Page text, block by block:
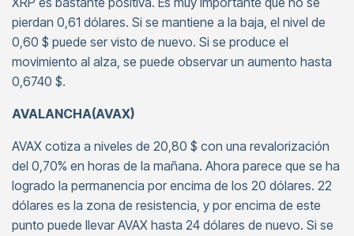
pierdan 0,61 dólares. Si se mantiene a la baja, el nivel de
0,60 $ puede ser visto de nuevo. Si se produce el
movimiento al alza, se puede observar un aumento hasta
0,6740 $.
AVALANCHA(AVAX)
AVAX cotiza a niveles de 20,80 $ con una revalorización
del 0,70% en horas de la mañana. Ahora parece que se ha
logrado la permanencia por encima de los 20 dólares. 22
dólares es la zona de resistencia, y por encima de este
punto puede llevar AVAX hasta 24 dólares de nuevo. Si se